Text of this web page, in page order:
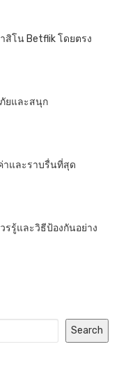
สิโน Betflik โดยตรง
ยและสนุก
าและราบรื่นที่สุด
รรู้และวิธีป้องกันอย่าง
Search